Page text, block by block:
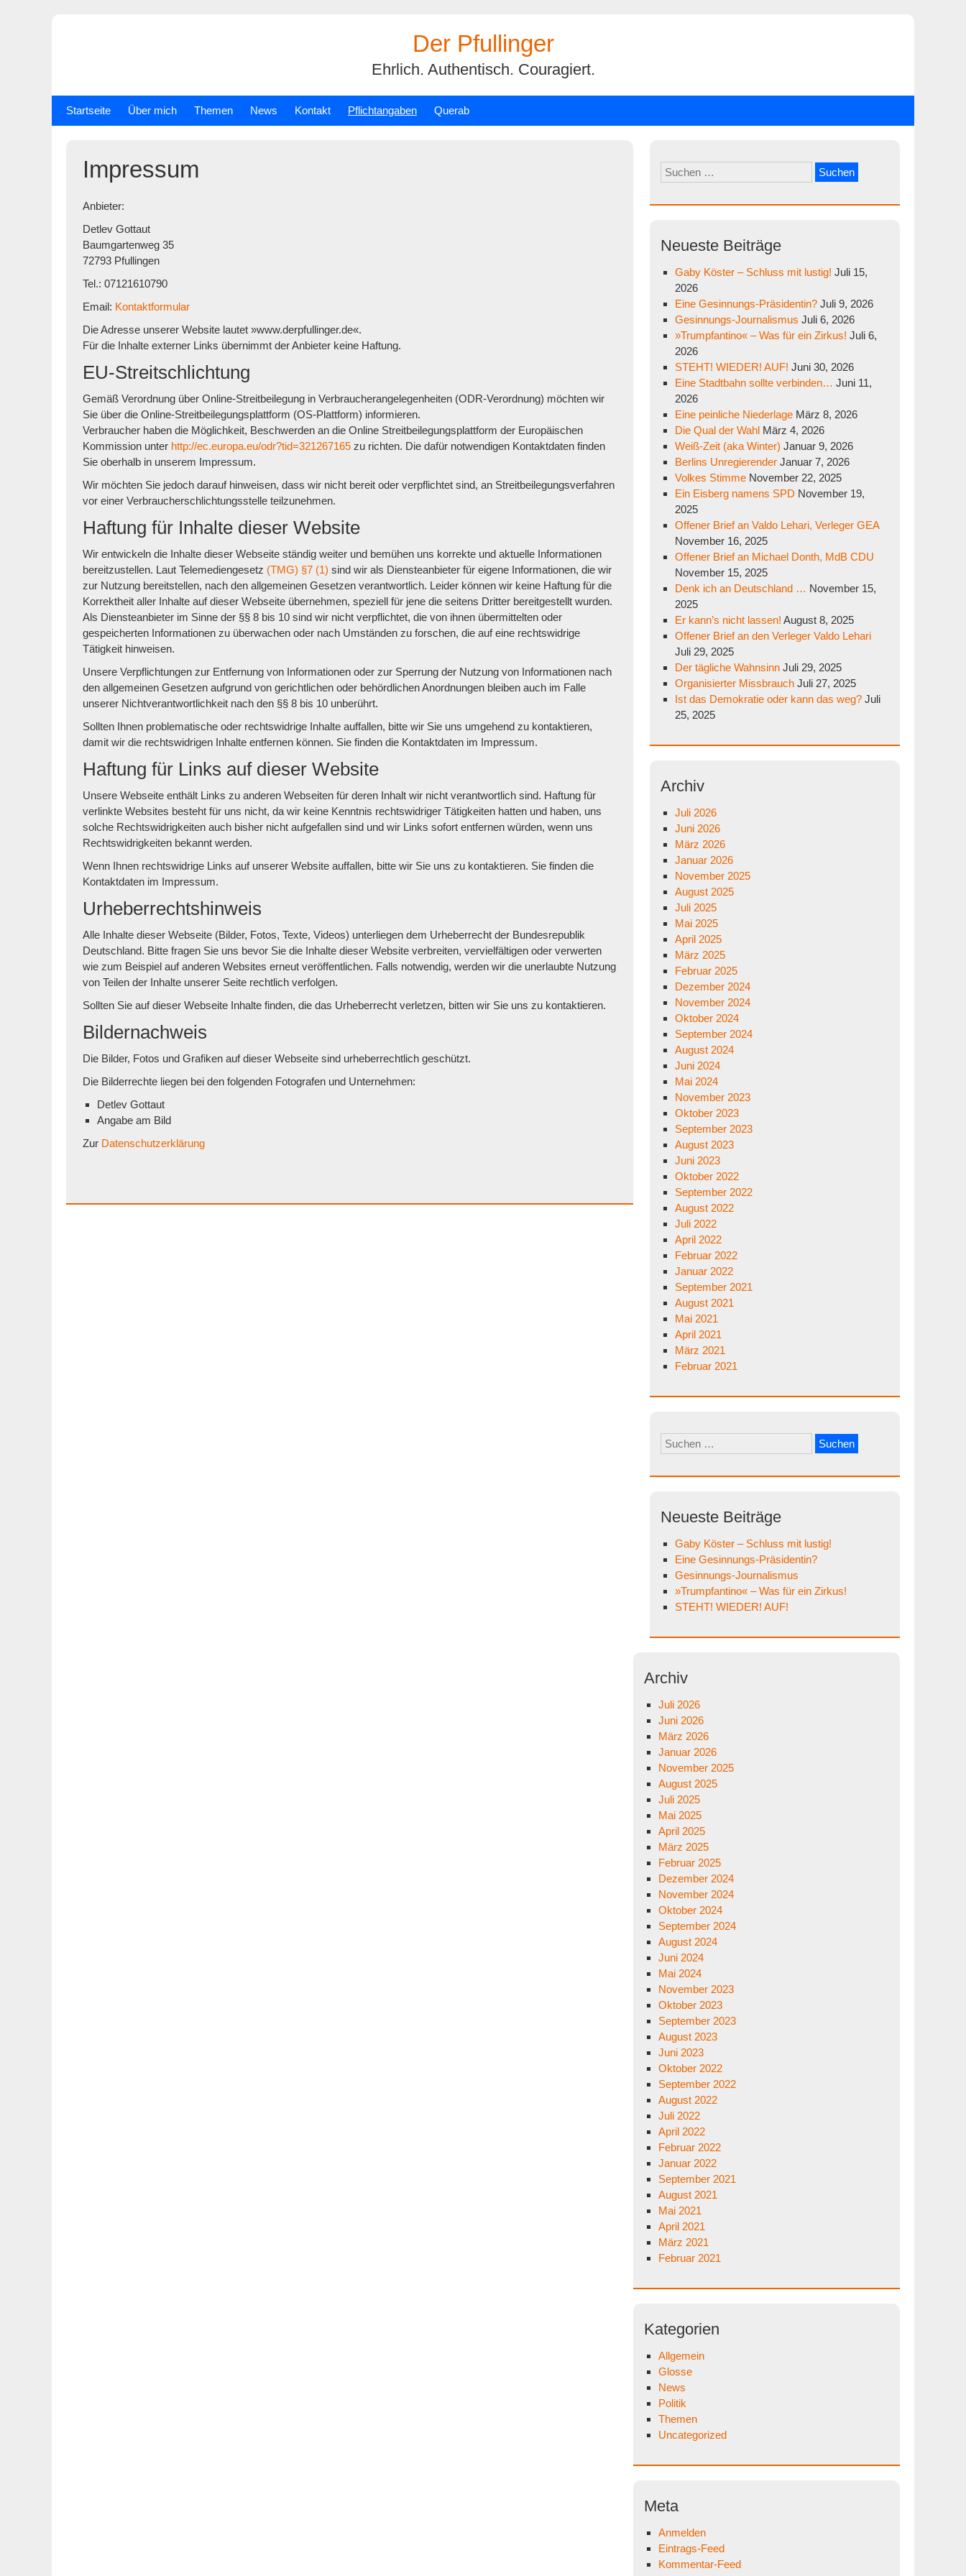
Der Pfullinger
Ehrlich. Authentisch. Couragiert.
Startseite Über mich Themen News Kontakt Pflichtangaben Querab
Impressum
Anbieter:
Detlev Gottaut
Baumgartenweg 35
72793 Pfullingen
Tel.: 07121610790
Email: Kontaktformular
Die Adresse unserer Website lautet »www.derpfullinger.de«.
Für die Inhalte externer Links übernimmt der Anbieter keine Haftung.
EU-Streitschlichtung
Gemäß Verordnung über Online-Streitbeilegung in Verbraucherangelegenheiten (ODR-Verordnung) möchten wir
Sie über die Online-Streitbeilegungsplattform (OS-Plattform) informieren.
Verbraucher haben die Möglichkeit, Beschwerden an die Online Streitbeilegungsplattform der Europäischen
Kommission unter http://ec.europa.eu/odr?tid=321267165 zu richten. Die dafür notwendigen Kontaktdaten finden
Sie oberhalb in unserem Impressum.
Wir möchten Sie jedoch darauf hinweisen, dass wir nicht bereit oder verpflichtet sind, an Streitbeilegungsverfahren
vor einer Verbraucherschlichtungsstelle teilzunehmen.
Haftung für Inhalte dieser Website
Wir entwickeln die Inhalte dieser Webseite ständig weiter und bemühen uns korrekte und aktuelle Informationen
bereitzustellen. Laut Telemediengesetz (TMG) §7 (1) sind wir als Diensteanbieter für eigene Informationen, die wir
zur Nutzung bereitstellen, nach den allgemeinen Gesetzen verantwortlich. Leider können wir keine Haftung für die
Korrektheit aller Inhalte auf dieser Webseite übernehmen, speziell für jene die seitens Dritter bereitgestellt wurden.
Als Diensteanbieter im Sinne der §§ 8 bis 10 sind wir nicht verpflichtet, die von ihnen übermittelten oder
gespeicherten Informationen zu überwachen oder nach Umständen zu forschen, die auf eine rechtswidrige
Tätigkeit hinweisen.
Unsere Verpflichtungen zur Entfernung von Informationen oder zur Sperrung der Nutzung von Informationen nach
den allgemeinen Gesetzen aufgrund von gerichtlichen oder behördlichen Anordnungen bleiben auch im Falle
unserer Nichtverantwortlichkeit nach den §§ 8 bis 10 unberührt.
Sollten Ihnen problematische oder rechtswidrige Inhalte auffallen, bitte wir Sie uns umgehend zu kontaktieren,
damit wir die rechtswidrigen Inhalte entfernen können. Sie finden die Kontaktdaten im Impressum.
Haftung für Links auf dieser Website
Unsere Webseite enthält Links zu anderen Webseiten für deren Inhalt wir nicht verantwortlich sind. Haftung für
verlinkte Websites besteht für uns nicht, da wir keine Kenntnis rechtswidriger Tätigkeiten hatten und haben, uns
solche Rechtswidrigkeiten auch bisher nicht aufgefallen sind und wir Links sofort entfernen würden, wenn uns
Rechtswidrigkeiten bekannt werden.
Wenn Ihnen rechtswidrige Links auf unserer Website auffallen, bitte wir Sie uns zu kontaktieren. Sie finden die
Kontaktdaten im Impressum.
Urheberrechtshinweis
Alle Inhalte dieser Webseite (Bilder, Fotos, Texte, Videos) unterliegen dem Urheberrecht der Bundesrepublik
Deutschland. Bitte fragen Sie uns bevor Sie die Inhalte dieser Website verbreiten, vervielfältigen oder verwerten
wie zum Beispiel auf anderen Websites erneut veröffentlichen. Falls notwendig, werden wir die unerlaubte Nutzung
von Teilen der Inhalte unserer Seite rechtlich verfolgen.
Sollten Sie auf dieser Webseite Inhalte finden, die das Urheberrecht verletzen, bitten wir Sie uns zu kontaktieren.
Bildernachweis
Die Bilder, Fotos und Grafiken auf dieser Webseite sind urheberrechtlich geschützt.
Die Bilderrechte liegen bei den folgenden Fotografen und Unternehmen:
Detlev Gottaut
Angabe am Bild
Zur Datenschutzerklärung
Suchen
nach:
Neueste Beiträge
Gaby Köster – Schluss mit lustig! Juli 15,
2026
Eine Gesinnungs-Präsidentin? Juli 9, 2026
Gesinnungs-Journalismus Juli 6, 2026
»Trumpfantino« – Was für ein Zirkus! Juli 6,
2026
STEHT! WIEDER! AUF! Juni 30, 2026
Eine Stadtbahn sollte verbinden… Juni 11,
2026
Eine peinliche Niederlage März 8, 2026
Die Qual der Wahl März 4, 2026
Weiß-Zeit (aka Winter) Januar 9, 2026
Berlins Unregierender Januar 7, 2026
Volkes Stimme November 22, 2025
Ein Eisberg namens SPD November 19,
2025
Offener Brief an Valdo Lehari, Verleger GEA
November 16, 2025
Offener Brief an Michael Donth, MdB CDU
November 15, 2025
Denk ich an Deutschland … November 15,
2025
Er kann’s nicht lassen! August 8, 2025
Offener Brief an den Verleger Valdo Lehari
Juli 29, 2025
Der tägliche Wahnsinn Juli 29, 2025
Organisierter Missbrauch Juli 27, 2025
Ist das Demokratie oder kann das weg? Juli
25, 2025
Archiv
Juli 2026
Juni 2026
März 2026
Januar 2026
November 2025
August 2025
Juli 2025
Mai 2025
April 2025
März 2025
Februar 2025
Dezember 2024
November 2024
Oktober 2024
September 2024
August 2024
Juni 2024
Mai 2024
November 2023
Oktober 2023
September 2023
August 2023
Juni 2023
Oktober 2022
September 2022
August 2022
Juli 2022
April 2022
Februar 2022
Januar 2022
September 2021
August 2021
Mai 2021
April 2021
März 2021
Februar 2021
Suchen
nach:
Neueste Beiträge
Gaby Köster – Schluss mit lustig!
Eine Gesinnungs-Präsidentin?
Gesinnungs-Journalismus
»Trumpfantino« – Was für ein Zirkus!
STEHT! WIEDER! AUF!
Archiv
Juli 2026
Juni 2026
März 2026
Januar 2026
November 2025
August 2025
Juli 2025
Mai 2025
April 2025
März 2025
Februar 2025
Dezember 2024
November 2024
Oktober 2024
September 2024
August 2024
Juni 2024
Mai 2024
November 2023
Oktober 2023
September 2023
August 2023
Juni 2023
Oktober 2022
September 2022
August 2022
Juli 2022
April 2022
Februar 2022
Januar 2022
September 2021
August 2021
Mai 2021
April 2021
März 2021
Februar 2021
Kategorien
Allgemein
Glosse
News
Politik
Themen
Uncategorized
Meta
Anmelden
Eintrags-Feed
Kommentar-Feed